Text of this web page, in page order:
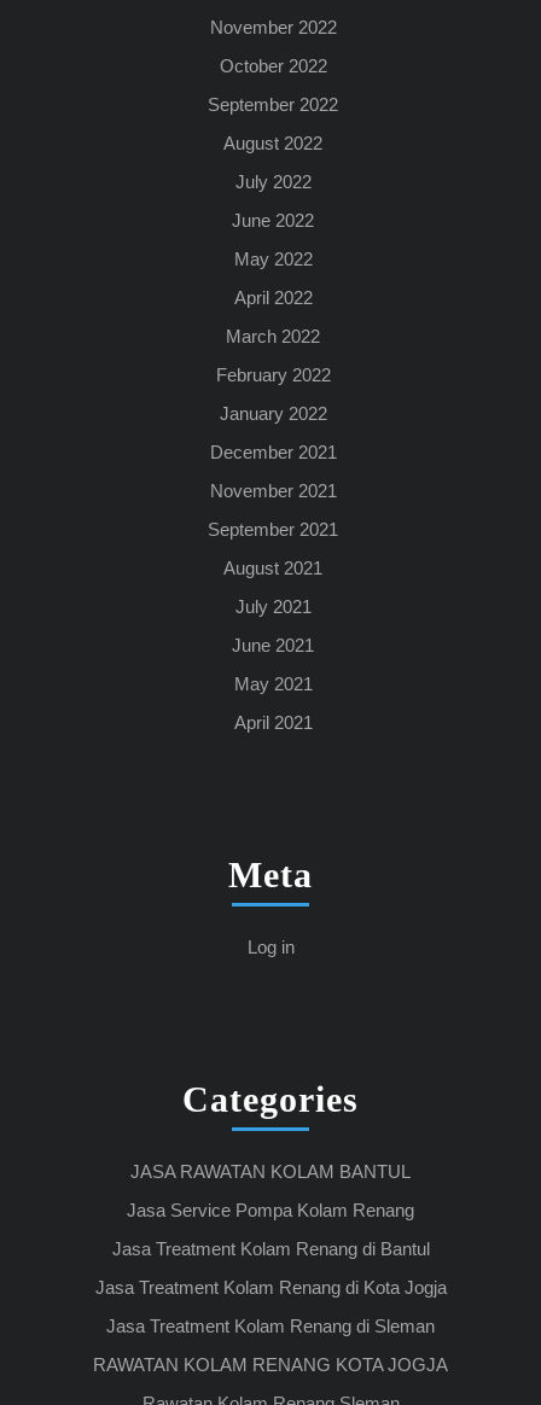
November 2022
October 2022
September 2022
August 2022
July 2022
June 2022
May 2022
April 2022
March 2022
February 2022
January 2022
December 2021
November 2021
September 2021
August 2021
July 2021
June 2021
May 2021
April 2021
Meta
Log in
Categories
JASA RAWATAN KOLAM BANTUL
Jasa Service Pompa Kolam Renang
Jasa Treatment Kolam Renang di Bantul
Jasa Treatment Kolam Renang di Kota Jogja
Jasa Treatment Kolam Renang di Sleman
RAWATAN KOLAM RENANG KOTA JOGJA